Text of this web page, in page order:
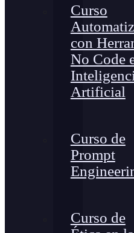
Curso
con
No Code
Artificial
Curso de
Prompt
Curso de